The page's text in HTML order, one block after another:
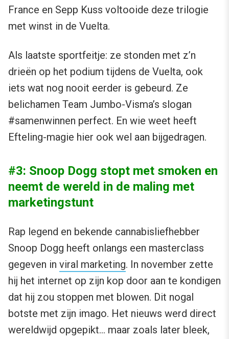
France en Sepp Kuss voltooide deze trilogie
met winst in de Vuelta.
Als laatste sportfeitje: ze stonden met z’n
drieën op het podium tijdens de Vuelta, ook
iets wat nog nooit eerder is gebeurd. Ze
belichamen Team Jumbo-Visma’s slogan
#samenwinnen perfect. En wie weet heeft
Efteling-magie hier ook wel aan bijgedragen.
#3: Snoop Dogg stopt met smoken en
neemt de wereld in de maling met
marketingstunt
Rap legend en bekende cannabisliefhebber
Snoop Dogg heeft onlangs een masterclass
gegeven in viral marketing. In november zette
hij het internet op zijn kop door aan te kondigen
dat hij zou stoppen met blowen. Dit nogal
botste met zijn imago. Het nieuws werd direct
wereldwijd opgepikt… maar zoals later bleek,